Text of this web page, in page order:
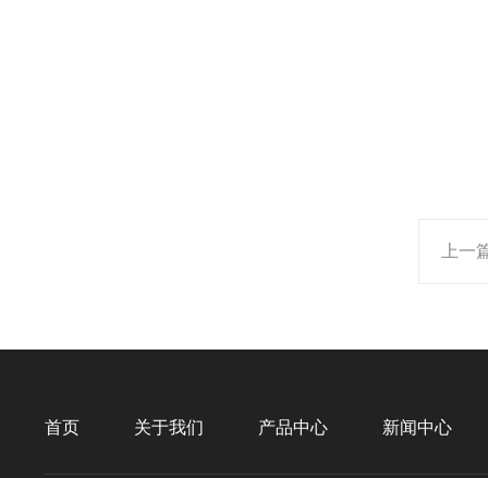
上一
首页 关于我们 产品中心 新闻中心